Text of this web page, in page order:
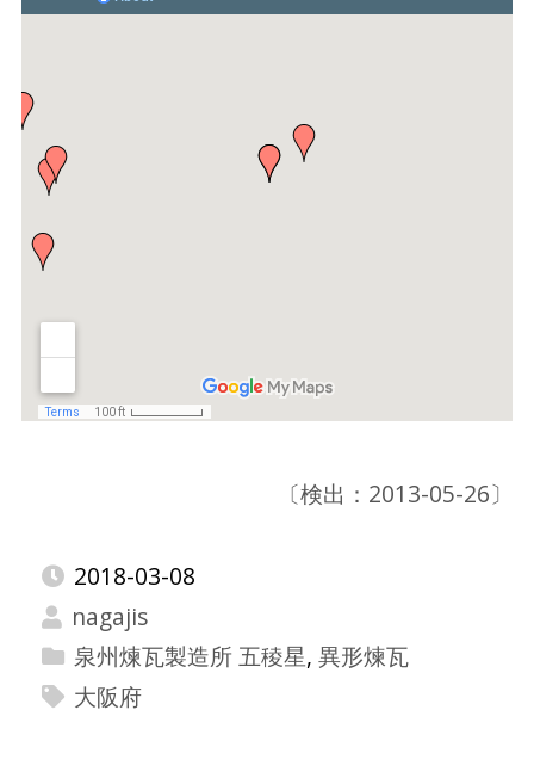
〔検出：2013-05-26〕
2018-03-08
nagajis
泉州煉瓦製造所 五稜星, 異形煉瓦
大阪府